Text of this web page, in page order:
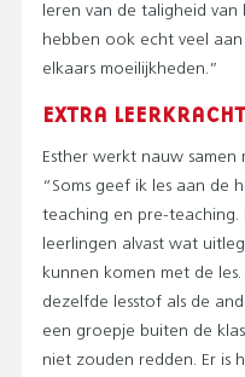
leren van de taligheid
hebben ook echt veel
elkaars moeilijkheden.”
EXTRA LEERKRACHT
Esther werkt nauw
“Soms geef ik les aan de
teaching en pre-
leerlingen alvast wat
kunnen komen met de
dezelfde lesstof als de
een groepje buiten de
niet zouden redden. Er is